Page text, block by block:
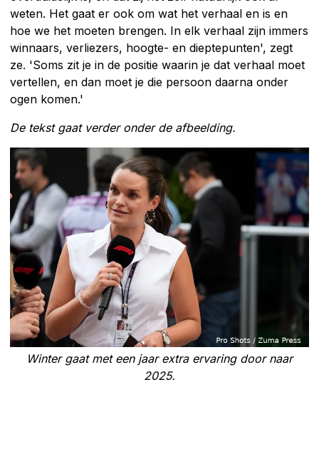
weten. Het gaat er ook om wat het verhaal en is en
hoe we het moeten brengen. In elk verhaal zijn immers
winnaars, verliezers, hoogte- en dieptepunten', zegt
ze. 'Soms zit je in de positie waarin je dat verhaal moet
vertellen, en dan moet je die persoon daarna onder
ogen komen.'
De tekst gaat verder onder de afbeelding.
Winter gaat met een jaar extra ervaring door naar
2025.